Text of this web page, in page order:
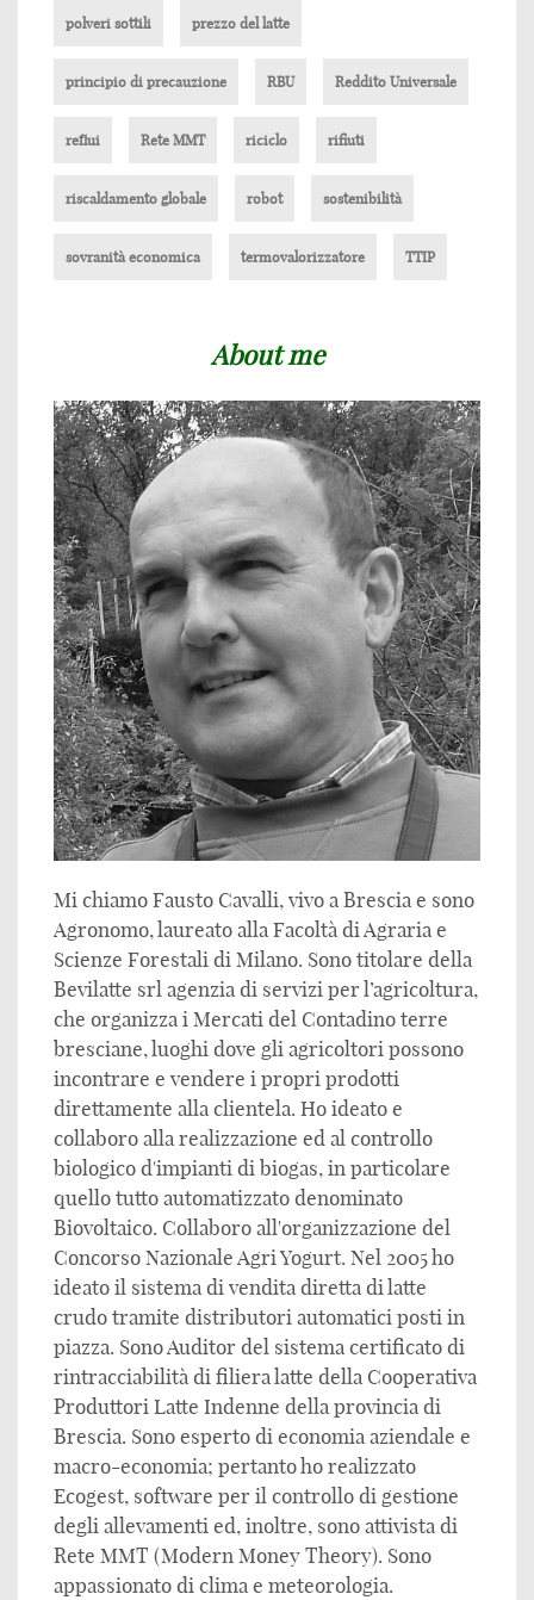
polveri sottili prezzo del latte
principio di precauzione RBU Reddito Universale
reflui Rete MMT riciclo rifiuti
riscaldamento globale robot sostenibilità
sovranità economica termovalorizzatore TTIP
About me
Mi chiamo Fausto Cavalli, vivo a Brescia e sono
Agronomo, laureato alla Facoltà di Agraria e
Scienze Forestali di Milano. Sono titolare della
Bevilatte srl agenzia di servizi per l’agricoltura,
che organizza i Mercati del Contadino terre
bresciane, luoghi dove gli agricoltori possono
incontrare e vendere i propri prodotti
direttamente alla clientela. Ho ideato e
collaboro alla realizzazione ed al controllo
biologico d'impianti di biogas, in particolare
quello tutto automatizzato denominato
Biovoltaico. Collaboro all'organizzazione del
Concorso Nazionale Agri Yogurt. Nel 2005 ho
ideato il sistema di vendita diretta di latte
crudo tramite distributori automatici posti in
piazza. Sono Auditor del sistema certificato di
rintracciabilità di filiera latte della Cooperativa
Produttori Latte Indenne della provincia di
Brescia. Sono esperto di economia aziendale e
macro-economia; pertanto ho realizzato
Ecogest, software per il controllo di gestione
degli allevamenti ed, inoltre, sono attivista di
Rete MMT (Modern Money Theory). Sono
appassionato di clima e meteorologia.